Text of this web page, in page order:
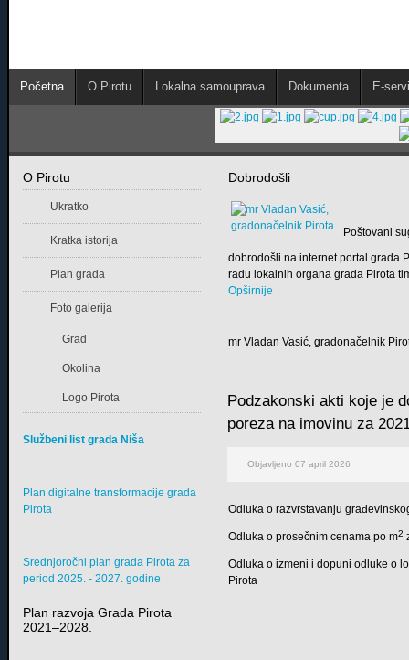
Početna O Pirotu Lokalna samouprava Dokumenta E-
Dobrodošli
Poštovani
dobrodošli na internet portal grada
radu lokalnih organa grada Pirota
Opširnije
mr Vladan Vasić, gradonačelnik
Podzakonski akti koje je
poreza na imovinu za
Objavljeno 07 april 2026
Odluka o razvrstavanju
Odluka o prosečnim cenama po m2
Odluka o izmeni i dopuni odluke o
Pirota
O Pirotu
Ukratko
Kratka istorija
Plan grada
Foto galerija
Grad
Okolina
Logo Pirota
Službeni list grada Niša
Plan digitalne transformacije grada
Pirota
Srednjoročni plan grada Pirota za
period 2025. - 2027. godine
Plan razvoja Grada Pirota
2021–2028.